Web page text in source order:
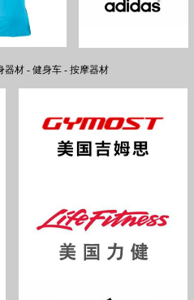
器材 - 健身车 - 按摩器材